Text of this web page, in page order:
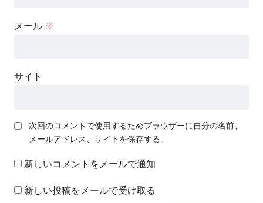
メール ※
サイト
次回のコメントで使用するためブラウザーに自分の名前、
メールアドレス、サイトを保存する。
新しいコメントをメールで通知
新しい投稿をメールで受け取る